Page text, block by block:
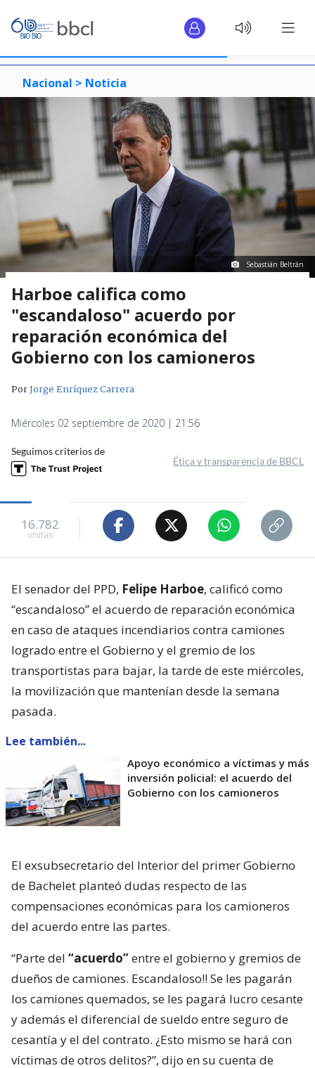
Nacional > Noticia
Sebastián Beltrán
Harboe califica como
"escandaloso" acuerdo por
reparación económica del
Gobierno con los camioneros
PorJorge Enríquez Carrera
Miércoles 02 septiembre de 2020 | 21:56
Seguimos criterios de
Ética y transparencia de BBCL
16.782
visitas
El senador del PPD, Felipe Harboe, calificó como
“escandaloso” el acuerdo de reparación económica
en caso de ataques incendiarios contra camiones
logrado entre el Gobierno y el gremio de los
transportistas para bajar, la tarde de este miércoles,
la movilización que mantenían desde la semana
pasada.
Lee también...
Apoyo económico a víctimas y más
inversión policial: el acuerdo del
Gobierno con los camioneros
El exsubsecretario del Interior del primer Gobierno
de Bachelet planteó dudas respecto de las
compensaciones económicas para los camioneros
del acuerdo entre las partes.
“Parte del “acuerdo”entre el gobierno y gremios de
dueños de camiones. Escandaloso!! Se les pagarán
los camiones quemados, se les pagará lucro cesante
y además el diferencial de sueldo entre seguro de
cesantía y el del contrato. ¿Esto mismo se hará con
víctimas de otros delitos?”, dijo en su cuenta de